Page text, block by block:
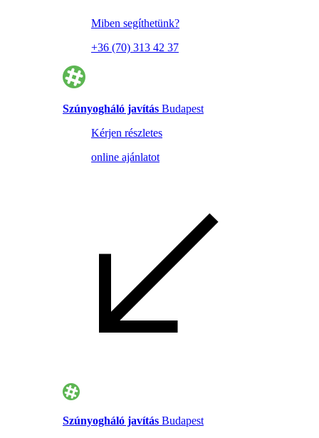
Miben segíthetünk?
+36 (70) 313 42 37
Szúnyogháló javítás Budapest
Kérjen részletes
online ajánlatot
Szúnyogháló javítás Budapest